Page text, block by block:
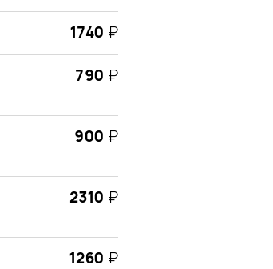
1740 ₽
790 ₽
900 ₽
2310 ₽
1260 ₽